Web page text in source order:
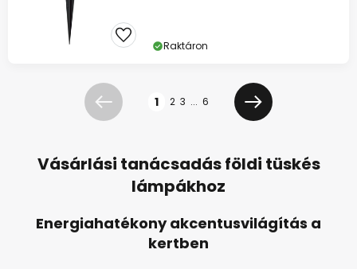
Raktáron
Előző 1 2 3 ... 6
Következő
Vásárlási tanácsadás földi tüskés
lámpákhoz
Energiahatékony akcentusvilágítás a
kertben